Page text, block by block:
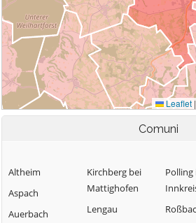
Comuni
Altheim
Aspach
Auerbach
Kirchberg bei
Mattighofen
Lengau
Polling